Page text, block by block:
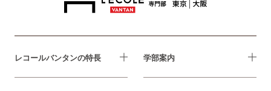
レコールバンタンの特長 学部案内